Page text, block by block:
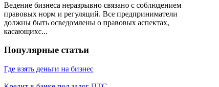
Ведение бизнеса неразрывно связано с соблюдением
правовых норм и регуляций. Все предприниматели
должны быть осведомлены о правовых аспектах,
касающихс...
Популярные статьи
Где взять деньги на бизнес